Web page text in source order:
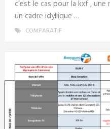
c’est le cas pour la kxf ,
un cadre idyllique …
COMPARATIF